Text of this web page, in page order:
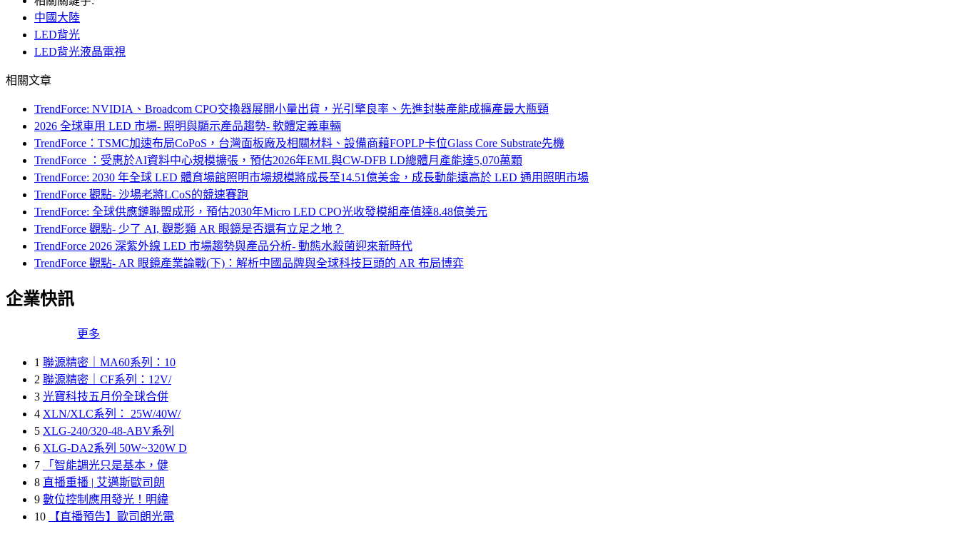
中國大陸
LED背光
LED背光液晶電視
相關文章
TrendForce: NVIDIA、Broadcom CPO交換器展開小量出貨，光引擎良率、先進封裝產能成擴產最大瓶頸
2026 全球車用 LED 市場- 照明與顯示產品趨勢- 軟體定義車輛
TrendForce：TSMC加速布局CoPoS，台灣面板廠及相關材料、設備商藉FOPLP卡位Glass Core Substrate先機
TrendForce ：受惠於AI資料中心規模擴張，預估2026年EML與CW-DFB LD總體月產能達5,070萬顆
TrendForce: 2030 年全球 LED 體育場館照明市場規模將成長至14.51億美金，成長動能遠高於 LED 通用照明市場
TrendForce 觀點- 沙場老將LCoS的競速賽跑
TrendForce: 全球供應鏈聯盟成形，預估2030年Micro LED CPO光收發模組產值達8.48億美元
TrendForce 觀點- 少了 AI, 觀影類 AR 眼鏡是否還有立足之地？
TrendForce 2026 深紫外線 LED 市場趨勢與產品分析- 動態水殺菌迎來新時代
TrendForce 觀點- AR 眼鏡產業論戰(下)：解析中國品牌與全球科技巨頭的 AR 布局博弈
企業快訊
更多
1 聯源精密｜MA60系列：10
2 聯源精密｜CF系列：12V/
3 光寶科技五月份全球合併
4 XLN/XLC系列： 25W/40W/
5 XLG-240/320-48-ABV系列
6 XLG-DA2系列 50W~320W D
7
「智能調光只是基本，健
8 直播重播 | 艾邁斯歐司朗
9 數位控制應用發光！明緯
10
【直播預告】歐司朗光電